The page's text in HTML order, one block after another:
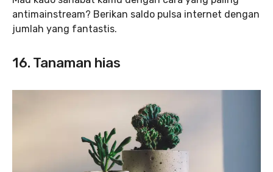
antimainstream? Berikan saldo pulsa internet dengan
jumlah yang fantastis.
16. Tanaman hias